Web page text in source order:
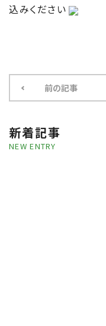
込みください
前の記事
新着記事
NEW ENTRY